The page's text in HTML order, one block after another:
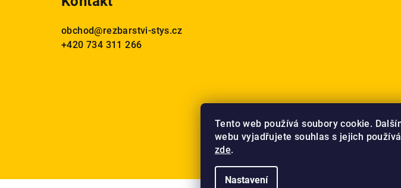
Tento web používá soubory cookie.
webu vyjadřujete souhlas s jejich
zde.
Nastavení
obchod@rezbarstvi-stys.cz
+420 734 311 266